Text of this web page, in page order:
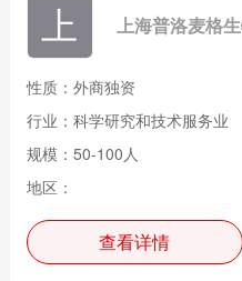
上海普洛麦格
性质：外商独资
行业：科学研究和技术服务业
规模：50-100人
地区：
查看详情